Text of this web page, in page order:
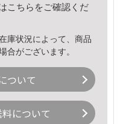
こちら をご確認くだ
庫状況によって、商品
合がございます。
ついて
について